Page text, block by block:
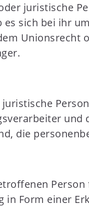
juristische
es sich bei ihr
Unionsrecht
die
in Form einer